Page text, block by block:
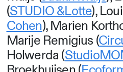
(STUDIO &Lotte),
Cohen), Marien
Marije Remigius (
Holwerda (